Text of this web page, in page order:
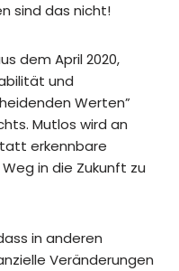
sind das nicht!
dem April 2020,
und
Werten”
Mutlos wird an
erkennbare
in die Zukunft zu
in anderen
Veränderungen